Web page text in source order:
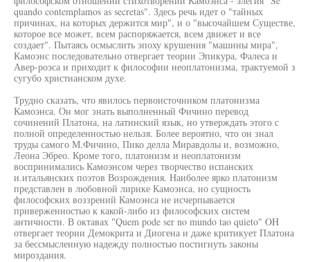
quando contemplamos as secretas". Здесь речь идет о "тайных
причинах, на которых держится мир", и о "высочайшем Существе,
которое все может, всем распоряжается, всем движет и все
создает". Пытаясь осмыслить эпоху крушения "машины мира",
Камоэнс последовательно отвергает теории Эпикура, Фалеса и
Авер-роэса и приходит к философии неоплатонизма, трактуемой з
сугубо христианском духе.
Трудно сказать, что явилось первоисточником платонизма
Камоэнса. Он мог знать выполненный Фичино перевод
сочинений Платона, на латинский язык, но утверждать этого с
полной определенностью нельзя. Более вероятно, что он знал
труды самого М.Фичино, Пико делла Миравдолы и, возможно,
Леона Эбрео. Кроме того, платонизм и неоплатонизм
воспринимались Камоэнсом через творчество испанских
и.итальянских поэтов Возрождения. Наиболее ярко платонизм
представлен в любовной лирике Камоэнса, но сущность
философских воззрений Камоэнса не исчерпывается
приверженностью к какой-либо из философских систем
античности. В октавах "Quem pode ser no mundo tao quieto" OH
отвергает теории Демокрита и Диогена и даже критикует Платона
за бессмысленную надежду полностью постигнуть законы
мироздания.